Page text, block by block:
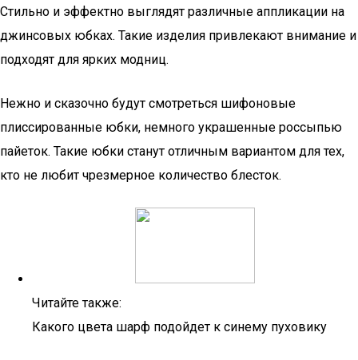
Стильно и эффектно выглядят различные аппликации на
джинсовых юбках. Такие изделия привлекают внимание и
подходят для ярких модниц.
Нежно и сказочно будут смотреться шифоновые
плиссированные юбки, немного украшенные россыпью
пайеток. Такие юбки станут отличным вариантом для тех,
кто не любит чрезмерное количество блесток.
Читайте также:
Какого цвета шарф подойдет к синему пуховику